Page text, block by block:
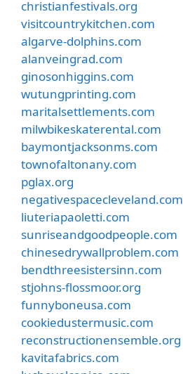
christianfestivals.org
visitcountrykitchen.com
algarve-dolphins.com
alanveingrad.com
ginosonhiggins.com
wutungprinting.com
maritalsettlements.com
milwbikeskaterental.com
baymontjacksonms.com
townofaltonany.com
pglax.org
negativespacecleveland.com
liuteriapaoletti.com
sunriseandgoodpeople.com
chinesedrywallproblem.com
bendthreesistersinn.com
stjohns-flossmoor.org
funnyboneusa.com
cookiedustermusic.com
reconstructionensemble.org
kavitafabrics.com